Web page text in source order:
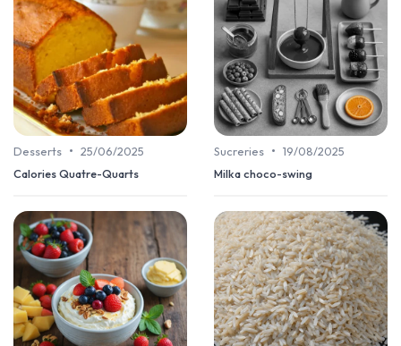
Desserts • 25/06/2025
Calories Quatre-Quarts
Sucreries • 19/08/2025
Milka choco-swing